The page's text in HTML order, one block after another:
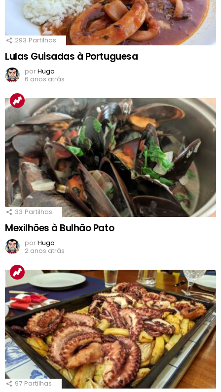
293 Partilhas
Lulas Guisadas à Portuguesa
porHugo
6 anos atrás
33 Partilhas
Mexilhões à Bulhão Pato
porHugo
2 anos atrás
97 Partilhas